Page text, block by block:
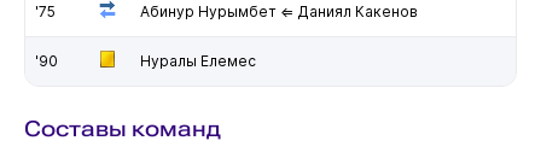
'75 Абинур Нурымбет ⇐ Даниял Какенов
'90 Нуралы Елемес
Составы команд